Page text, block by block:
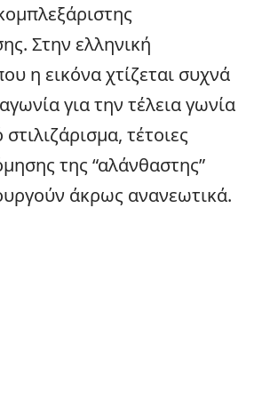
Στην ελληνική
η εικόνα χτίζεται συχνά
για την τέλεια γωνία
τέτοιες
της “αλάνθαστης”
άκρως ανανεωτικά.